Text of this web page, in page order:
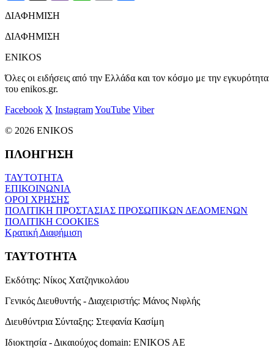
ΔΙΑΦΗΜΙΣΗ
ΔΙΑΦΗΜΙΣΗ
ENIKOS
Όλες οι ειδήσεις από την Ελλάδα και τον κόσμο με την εγκυρότητα
του enikos.gr.
Facebook X InstagramYouTube Viber
© 2026 ENIKOS
ΠΛΟΗΓΗΣΗ
ΤΑΥΤΟΤΗΤΑ
ΕΠΙΚΟΙΝΩΝΙΑ
ΟΡΟΙ ΧΡΗΣΗΣ
ΠΟΛΙΤΙΚΗ ΠΡΟΣΤΑΣΙΑΣ ΠΡΟΣΩΠΙΚΩΝ ΔΕΔΟΜΕΝΩΝ
ΠΟΛΙΤΙΚΗ COOKIES
Κρατική Διαφήμιση
ΤΑΥΤΟΤΗΤΑ
Εκδότης: Νίκος Χατζηνικολάου
Γενικός Διευθυντής - Διαχειριστής: Μάνος Νιφλής
Διευθύντρια Σύνταξης: Στεφανία Κασίμη
Ιδιοκτησία - Δικαιούχος domain: ENIKOS AE